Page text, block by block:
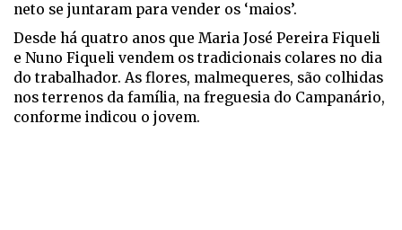
neto se juntaram para vender os ‘maios’.
Desde há quatro anos que Maria José Pereira Fiqueli
e Nuno Fiqueli vendem os tradicionais colares no dia
do trabalhador. As flores, malmequeres, são colhidas
nos terrenos da família, na freguesia do Campanário,
conforme indicou o jovem.